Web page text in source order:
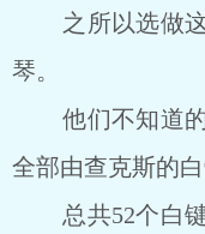
之所以选做这
琴。
他们不知道的
全部由查克斯的
总共52个白键